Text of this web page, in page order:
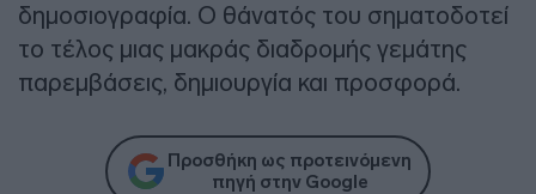
δημοσιογραφία. Ο θάνατός του σηματοδοτεί
το τέλος μιας μακράς διαδρομής γεμάτης
παρεμβάσεις, δημιουργία και προσφορά.
Προσθήκη ως προτεινόμενη
πηγή στην Google